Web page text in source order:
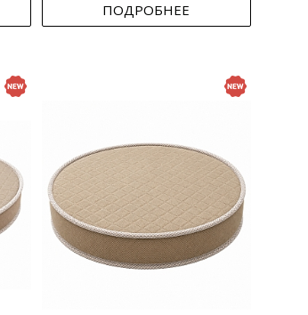
ПОДРОБНЕЕ